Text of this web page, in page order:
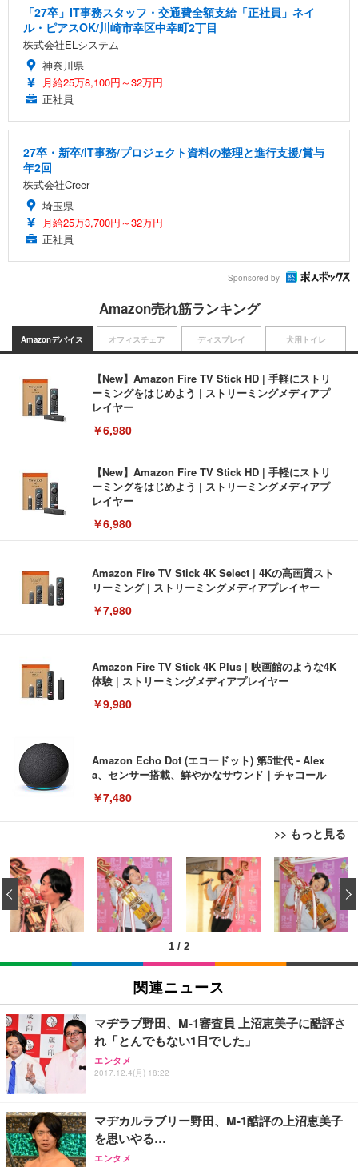
「27卒」IT事務スタッフ・交通費全額支給「正社員」ネイ
ル・ピアスOK/川崎市幸区中幸町2丁目
株式会社ELシステム
神奈川県
月給25万8,100円～32万円
正社員
27卒・新卒/IT事務/プロジェクト資料の整理と進行支援/賞与
年2回
株式会社Creer
埼玉県
月給25万3,700円～32万円
正社員
Sponsored by
Amazon売れ筋ランキング
Amazonデバイス
【New】Amazon Fire TV Stick HD | 手軽にストリ
ーミングをはじめよう | ストリーミングメディアプ
レイヤー
￥6,980
【New】Amazon Fire TV Stick HD | 手軽にストリ
ーミングをはじめよう | ストリーミングメディアプ
レイヤー
￥6,980
Amazon Fire TV Stick 4K Select | 4Kの高画質スト
リーミング | ストリーミングメディアプレイヤー
￥7,980
Amazon Fire TV Stick 4K Plus | 映画館のような4K
体験 | ストリーミングメディアプレイヤー
￥9,980
Amazon Echo Dot (エコードット) 第5世代 - Alex
a、センサー搭載、鮮やかなサウンド｜チャコール
￥7,480
>> もっと見る
オフィスチェア
[EdoErgo] オフィスチェア 椅子 テレワーク 疲れな
い 跳ね上げ式アームレスト コンパクト 約105度ロッ
キング pc 事務椅子 360度回転 座面昇降 強化ナイロ
ン樹脂ベース 通気性メッシュ 在宅ワーク H-WY01
(黒網+黒枠+黒足)
￥5,699
SIHOO B100 オフィスチェア／デスクチェア メッシ
ュチェア 人間工学 疲れない ブラック
￥27,999
Sezlife オフィスチェア デスクチェア 疲れない テレ
ワーク チェア 強化バックレスト 30度ロッキング機
能 人間工学 椅子 腰サポート 90度跳ね上げ式アーム
ョン PCチェア 通気性メッシュ ゲーミング/勉強/事
務用 おしゃれ パソコンチェア (ブラック)
Sezlife オフィスチェア デスクチェア 疲れない テレ
ワーク チェア 強化バックレスト 30度ロッキング機
ディスプレイ
EIZO ビジネス向けプレミアムモニター | FlexScan
EV3240X-WT | 31.5型4K UHD・USB Type-C・ホワ
イト
￥105,595
EIZO ビジネス向けプレミアムモニター | FlexScan
￥109,572
【純正品】27"ゲーミングモニター DualSense 充電
フック付き（CFI-ZDM1J）
【整備済み品】Dell E2724HS 27インチ 液晶モニタ
ー フルHD（1920×1080）VA 非光沢 HDMI/DisplayP
犬用トイレ
Amazonベーシック ペットシーツ 薄型 レギュラー 1
回使い捨て 無香料 ホワイト 300枚
￥3,373
Amazonベーシック ペットシーツ 厚型 ワイド 42枚
x2袋(84枚) ホワイト(吸収面:ライトブルー)
￥3,234
ネオ・ルーライフ ネオ・オムツ L 中型犬用 26枚入
り 単品
Smart Basic(スマートベーシック) 【Amazon.co.jp
限定】 Smart Basic アイリスオーヤマ ペットシーツ
1 / 2
‹
関連ニュース
マヂラブ野田、M-1審査員 上沼恵美子に酷評さ
れ「とんでもない1日でした」
エンタメ
2017.12.4(月) 18:22
マヂカルラブリー野田、M-1酷評の上沼恵美子
を思いやる…
エンタメ